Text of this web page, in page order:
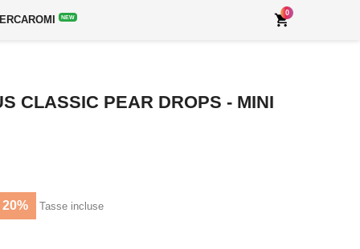
NEW 
0
CLASSIC PEAR DROPS - MINI
20% Tasse incluse